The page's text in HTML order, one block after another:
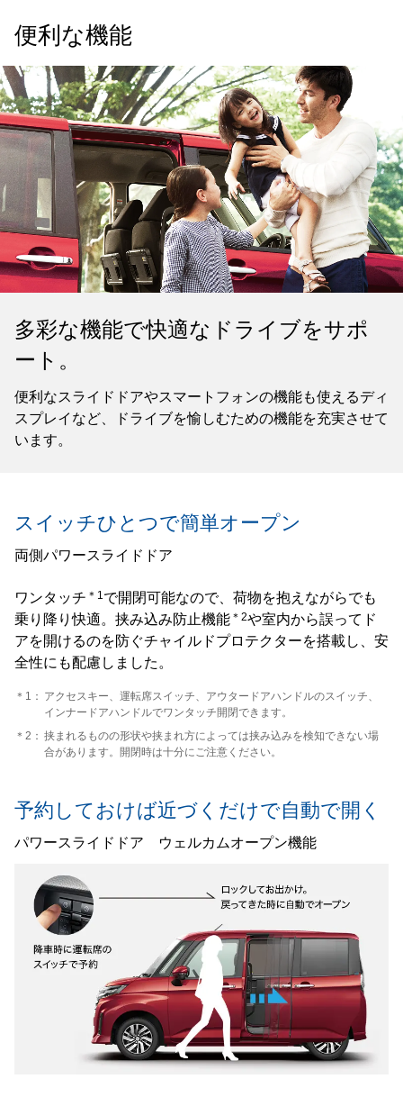
便利な機能
多彩な機能で快適なドライブをサポ
ート。
便利なスライドドアやスマートフォンの機能も使えるディ
スプレイなど、ドライブを愉しむための機能を充実させて
います。
スイッチひとつで簡単オープン
両側パワースライドドア
ワンタッチ ＊1 で開閉可能なので、荷物を抱えながらでも
乗り降り快適。挟み込み防止機能 ＊2や室内から誤ってド
アを開けるのを防ぐチャイルドプロテクターを搭載し、安
全性にも配慮しました。
＊1： アクセスキー、運転席スイッチ、アウタードアハンドルのスイッチ、
インナードアハンドルでワンタッチ開閉できます。
＊2： 挟まれるものの形状や挟まれ方によっては挟み込みを検知できない場
合があります。開閉時は十分にご注意ください。
予約しておけば近づくだけで自動で開く
パワースライドドア ウェルカムオープン機能